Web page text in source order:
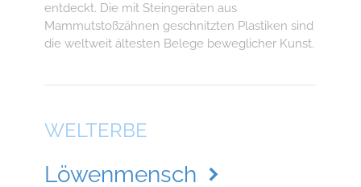
entdeckt. Die mit Steingeräten aus
Mammutstoßzähnen geschnitzten Plastiken sind
die weltweit ältesten Belege beweglicher Kunst.
WELTERBE
Löwenmensch